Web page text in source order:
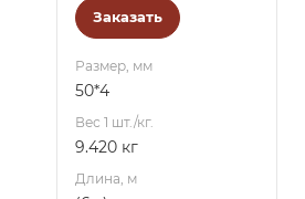
Заказать
Размер, мм
50*4
Вес 1 шт./кг.
9.420 кг
Длина, м